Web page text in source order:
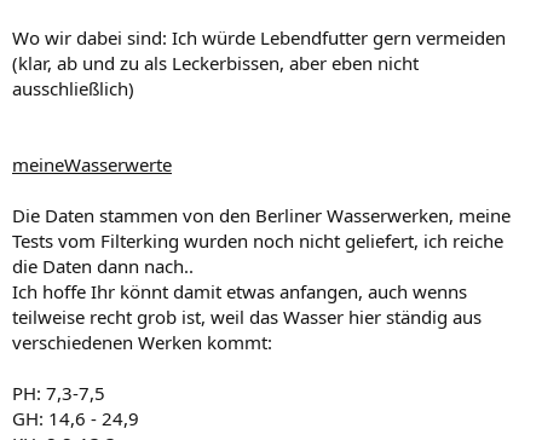
Wo wir dabei sind: Ich würde Lebendfutter gern vermeiden
(klar, ab und zu als Leckerbissen, aber eben nicht
ausschließlich)
meineWasserwerte
Die Daten stammen von den Berliner Wasserwerken, meine
Tests vom Filterking wurden noch nicht geliefert, ich reiche
die Daten dann nach..
Ich hoffe Ihr könnt damit etwas anfangen, auch wenns
teilweise recht grob ist, weil das Wasser hier ständig aus
verschiedenen Werken kommt:
PH: 7,3-7,5
GH: 14,6 - 24,9